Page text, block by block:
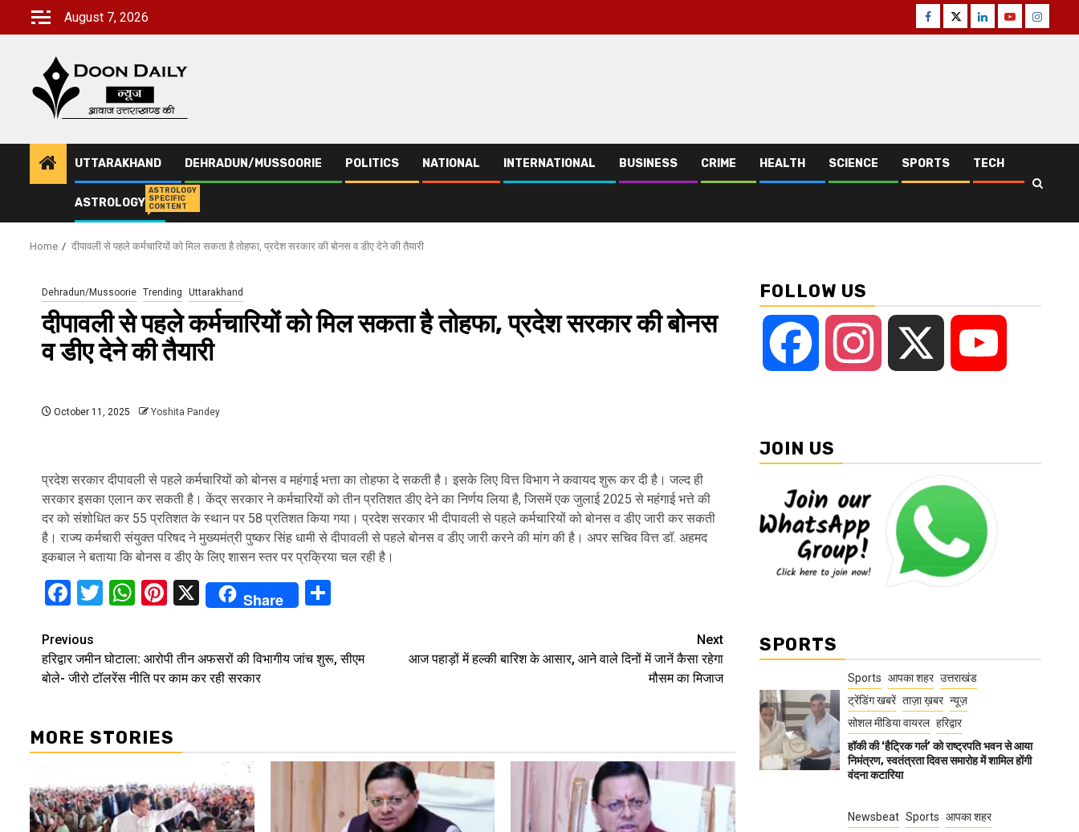
August 7, 2026 Facebook
TwitterLinkedinYoutube
UTTARAKHAND DEHRADUN/MUSSOORIE POLITICS NATIONAL INTERNATIONAL BUSINESS CRIME HEALTH SCIENCE SPORTS TECH
ASTROLOGY
ASTROLOGY
SPECIFIC
CONTENT
Home दीपावली से पहले कर्मचारियों को मिल सकता है तोहफा, प्रदेश सरकार की बोनस व डीए देने की तैयारी
Dehradun/Mussoorie Trending Uttarakhand
दीपावली से पहले कर्मचारियों को मिल सकता है तोहफा, प्रदेश सरकार की बोनस
व डीए देने की तैयारी
October 11, 2025 Yoshita Pandey
प्रदेश सरकार दीपावली से पहले कर्मचारियों को बोनस व महंगाई भत्ता का तोहफा दे सकती है। इसके लिए वित्त विभाग ने कवायद शुरू कर दी है। जल्द ही
सरकार इसका एलान कर सकती है। केंद्र सरकार ने कर्मचारियों को तीन प्रतिशत डीए देने का निर्णय लिया है, जिसमें एक जुलाई 2025 से महंगाई भत्ते की
दर को संशोधित कर 55 प्रतिशत के स्थान पर 58 प्रतिशत किया गया। प्रदेश सरकार भी दीपावली से पहले कर्मचारियों को बोनस व डीए जारी कर सकती
है। राज्य कर्मचारी संयुक्त परिषद ने मुख्यमंत्री पुष्कर सिंह धामी से दीपावली से पहले बोनस व डीए जारी करने की मांग की है। अपर सचिव वित्त डॉ. अहमद
इकबाल ने बताया कि बोनस व डीए के लिए शासन स्तर पर प्रक्रिया चल रही है।
Facebook
Twitter
WhatsApp
Pinterest
X Share
Continue
Reading
Previous
हरिद्वार जमीन घोटाला: आरोपी तीन अफसरों की विभागीय जांच शुरू, सीएम
बोले- जीरो टॉलरेंस नीति पर काम कर रही सरकार
Next
आज पहाड़ों में हल्की बारिश के आसार, आने वाले दिनों में जानें कैसा रहेगा
मौसम का मिजाज
MORE STORIES
FOLLOW US
Facebook Instagram
JOIN US
SPORTS
Sports आपका शहर उत्तराखंड
ट्रेंडिंग खबरें ताज़ा ख़बर न्यूज़
सोशल मीडिया वायरल हरिद्वार
हॉकी की ‘हैट्रिक गर्ल’ को राष्ट्रपति भवन से आया
निमंत्रण, स्वतंत्रता दिवस समारोह में शामिल होंगी
वंदना कटारिया
Newsbeat Sports आपका शहर